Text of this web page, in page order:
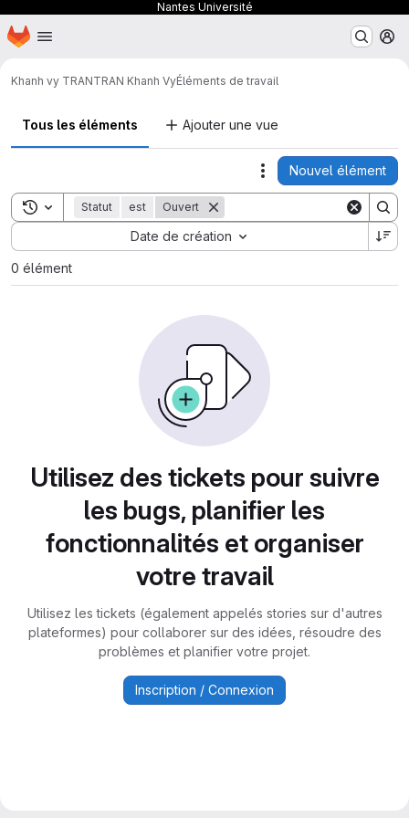
Nantes Université
Passer au contenu principal
Page d'accueil
Khanh vy TRANTRAN Khanh VyÉléments de travail
Tous les éléments Ajouter une vue
Actions
Nouvel élément
Toggle search history
Statut est Ouvert
Date de création
Sort by:
0 élément
Utilisez des tickets pour suivre
les bugs, planifier les
fonctionnalités et organiser
votre travail
Utilisez les tickets (également appelés stories sur d'autres
plateformes) pour collaborer sur des idées, résoudre des
problèmes et planifier votre projet.
Inscription / Connexion